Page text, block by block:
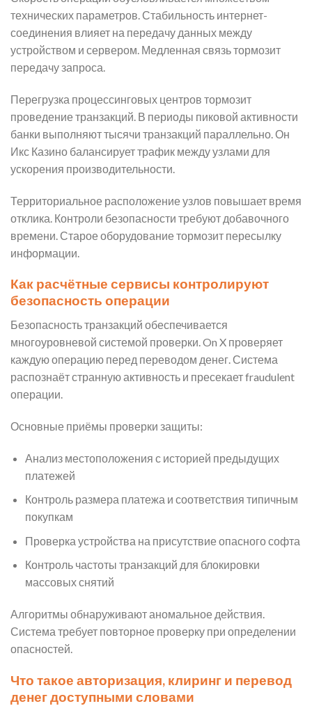
технических параметров. Стабильность интернет-
соединения влияет на передачу данных между
устройством и сервером. Медленная связь тормозит
передачу запроса.
Перегрузка процессинговых центров тормозит
проведение транзакций. В периоды пиковой активности
банки выполняют тысячи транзакций параллельно. Он
Икс Казино балансирует трафик между узлами для
ускорения производительности.
Территориальное расположение узлов повышает время
отклика. Контроли безопасности требуют добавочного
времени. Старое оборудование тормозит пересылку
информации.
Как расчётные сервисы контролируют
безопасность операции
Безопасность транзакций обеспечивается
многоуровневой системой проверки. On X проверяет
каждую операцию перед переводом денег. Система
распознаёт странную активность и пресекает fraudulent
операции.
Основные приёмы проверки защиты:
Анализ местоположения с историей предыдущих
платежей
Контроль размера платежа и соответствия типичным
покупкам
Проверка устройства на присутствие опасного софта
Контроль частоты транзакций для блокировки
массовых снятий
Алгоритмы обнаруживают аномальное действия.
Система требует повторное проверку при определении
опасностей.
Что такое авторизация, клиринг и перевод
денег доступными словами